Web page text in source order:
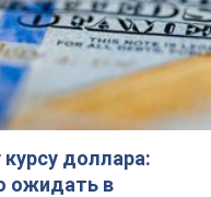
доллара:
ожидать в